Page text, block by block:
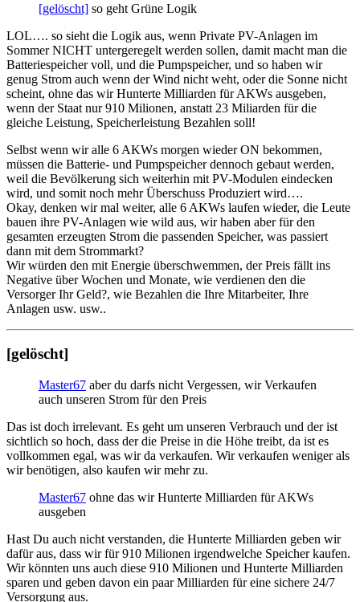
[gelöscht] so geht Grüne Logik
LOL…. so sieht die Logik aus, wenn Private PV-Anlagen im
Sommer NICHT untergeregelt werden sollen, damit macht man die
Batteriespeicher voll, und die Pumpspeicher, und so haben wir
genug Strom auch wenn der Wind nicht weht, oder die Sonne nicht
scheint, ohne das wir Hunterte Milliarden für AKWs ausgeben,
wenn der Staat nur 910 Milionen, anstatt 23 Miliarden für die
gleiche Leistung, Speicherleistung Bezahlen soll!
Selbst wenn wir alle 6 AKWs morgen wieder ON bekommen,
müssen die Batterie- und Pumpspeicher dennoch gebaut werden,
weil die Bevölkerung sich weiterhin mit PV-Modulen eindecken
wird, und somit noch mehr Überschuss Produziert wird….
Okay, denken wir mal weiter, alle 6 AKWs laufen wieder, die Leute
bauen ihre PV-Anlagen wie wild aus, wir haben aber für den
gesamten erzeugten Strom die passenden Speicher, was passiert
dann mit dem Strommarkt?
Wir würden den mit Energie überschwemmen, der Preis fällt ins
Negative über Wochen und Monate, wie verdienen den die
Versorger Ihr Geld?, wie Bezahlen die Ihre Mitarbeiter, Ihre
Anlagen usw. usw..
[gelöscht]
Master67 aber du darfs nicht Vergessen, wir Verkaufen
auch unseren Strom für den Preis
Das ist doch irrelevant. Es geht um unseren Verbrauch und der ist
sichtlich so hoch, dass der die Preise in die Höhe treibt, da ist es
vollkommen egal, was wir da verkaufen. Wir verkaufen weniger als
wir benötigen, also kaufen wir mehr zu.
Master67 ohne das wir Hunterte Milliarden für AKWs
ausgeben
Hast Du auch nicht verstanden, die Hunterte Milliarden geben wir
dafür aus, dass wir für 910 Milionen irgendwelche Speicher kaufen.
Wir könnten uns auch diese 910 Milionen und Hunterte Milliarden
sparen und geben davon ein paar Milliarden für eine sichere 24/7
Versorgung aus.